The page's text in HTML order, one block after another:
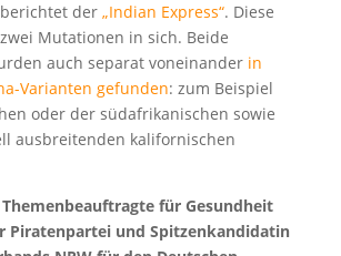
der „Indian Express“. Diese
Mutationen in sich. Beide
auch separat voneinander in
Varianten gefunden: zum Beispiel
oder der südafrikanischen sowie
ausbreitenden kalifornischen
Themenbeauftragte für Gesundheit
Piratenpartei und Spitzenkandidatin